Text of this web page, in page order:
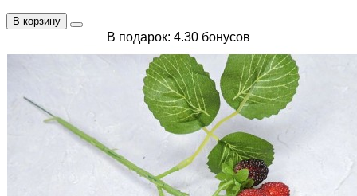
В корзину
В подарок: 4.30 бонусов